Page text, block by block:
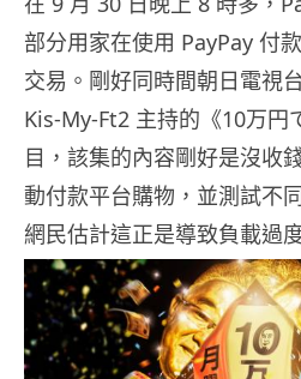
部分用家在使用 PayPay 付
交易。剛好同時間朝日電視
Kis-My-Ft2 主持的《10万円
目，該集的內容剛好是沒收
動付款平台購物，並測試不
網民估計這正是導致負載過